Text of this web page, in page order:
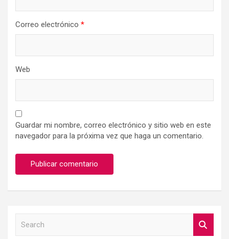
Correo electrónico *
Web
Guardar mi nombre, correo electrónico y sitio web en este
navegador para la próxima vez que haga un comentario.